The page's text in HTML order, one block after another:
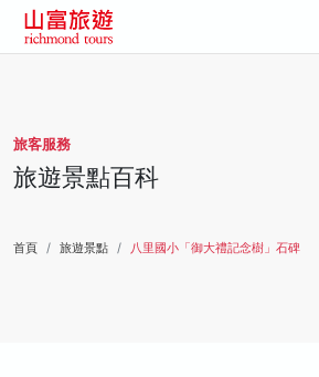
旅客服務
旅遊景點百科
首頁 旅遊景點 八里國小「御大禮記念樹」石碑